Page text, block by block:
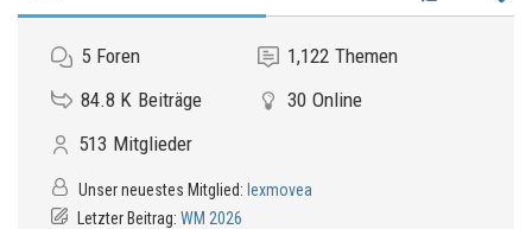
5 Foren 1,122 Themen
84.8 K Beiträge 30 Online
513 Mitglieder
Unser neuestes Mitglied: lexmovea
Letzter Beitrag: WM 2026